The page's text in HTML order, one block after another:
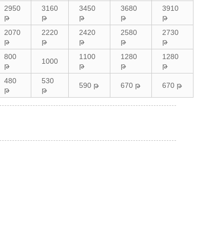
2950
թ
3160
թ
3450
թ
3680
թ
3910
թ
2070
թ
2220
թ
2420
թ
2580
թ
2730
թ
800
թ
1000
1100
թ
1280
թ
1280
թ
480
թ
530
թ
590 թ 670 թ 670 թ